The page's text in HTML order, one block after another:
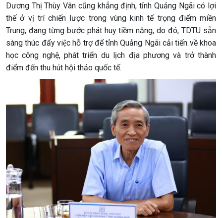
Dương Thị Thùy Vân cũng khẳng định, tỉnh Quảng Ngãi có lợi
thế ở vị trí chiến lược trong vùng kinh tế trọng điểm miền
Trung, đang từng bước phát huy tiềm năng, do đó, TDTU sẵn
sàng thúc đẩy việc hỗ trợ để tỉnh Quảng Ngãi cải tiến về khoa
học công nghệ, phát triển du lịch địa phương và trở thành
điểm đến thu hút hội thảo quốc tế.